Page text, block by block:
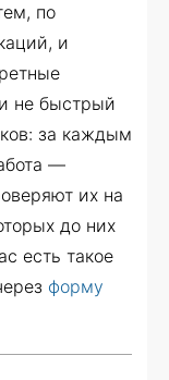
по
и
не быстрый
за каждым
—
их на
до них
есть такое
форму